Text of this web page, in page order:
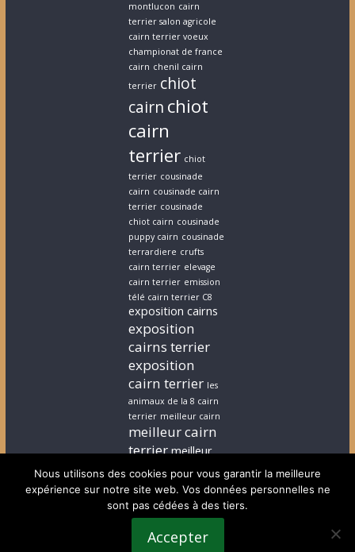
montlucon cairn
terrier salon agricole
cairn terrier voeux
championat de france
cairn chenil cairn
terrier chiot
cairn chiot
cairn
terrier chiot
terrier cousinade
cairn cousinade cairn
terrier cousinade
chiot cairn cousinade
puppy cairn cousinade
terrardiere crufts
cairn terrier elevage
cairn terrier emission
télé cairn terrier C8
exposition cairns
exposition
cairns terrier
exposition
cairn terrier les
animaux de la 8 cairn
terrier meilleur cairn
meilleur cairn
terrier meilleur
elevage cairn
terrier
stephanie
cairn terrier
stephanie
chiot cairn terrier
terrardiere voeux
terrier terrier ecossais
Nous utilisons des cookies pour vous garantir la meilleure
expérience sur notre site web. Vos données personnelles ne
sont pas cédées à des tiers.
Accepter